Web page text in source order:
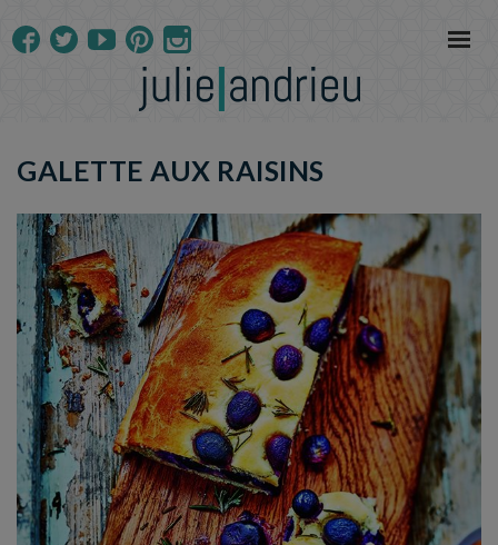
GALETTE AUX RAISINS